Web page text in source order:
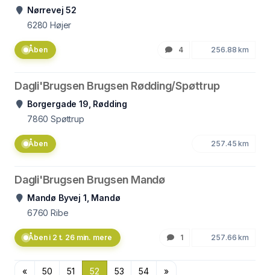
Nørrevej 52
6280 Højer
Åben 4 256.88 km
Dagli'Brugsen Brugsen Rødding/Spøttrup
Borgergade 19, Rødding
7860 Spøttrup
Åben 257.45 km
Dagli'Brugsen Brugsen Mandø
Mandø Byvej 1, Mandø
6760 Ribe
Åben i 2 t. 26 min. mere 1 257.66 km
« 50 51 52 53 54 »